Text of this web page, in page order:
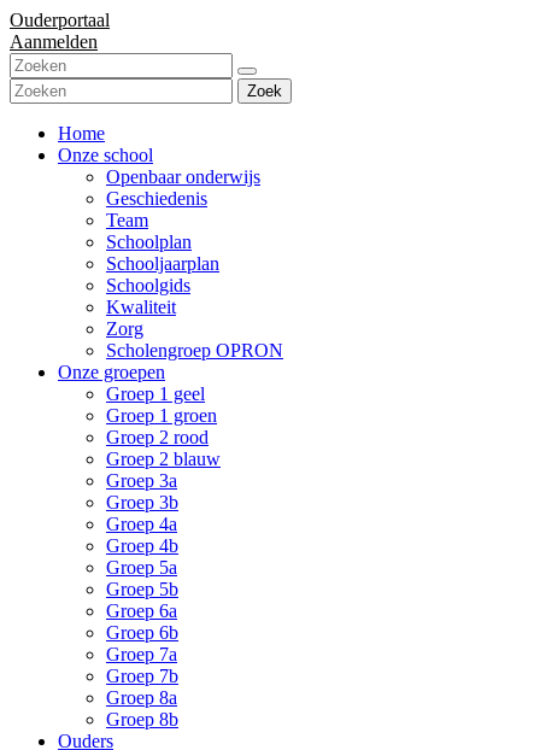
Ouderportaal
Aanmelden
Zoek
Home
Onze school
Openbaar onderwijs
Geschiedenis
Team
Schoolplan
Schooljaarplan
Schoolgids
Kwaliteit
Zorg
Scholengroep OPRON
Onze groepen
Groep 1 geel
Groep 1 groen
Groep 2 rood
Groep 2 blauw
Groep 3a
Groep 3b
Groep 4a
Groep 4b
Groep 5a
Groep 5b
Groep 6a
Groep 6b
Groep 7a
Groep 7b
Groep 8a
Groep 8b
Ouders